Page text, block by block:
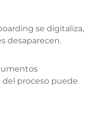
se digitaliza,
desaparecen.
proceso puede